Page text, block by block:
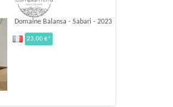
Domaine Balansa - Sabari - 2023
23,00 €*